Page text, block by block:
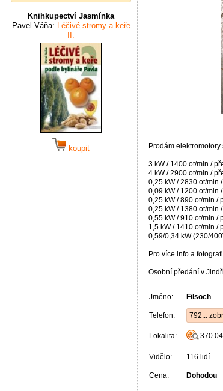
Knihkupectví Jasmínka
Pavel Váňa: Léčivé stromy a keře
II.
koupit Prodám
3 kW / 1400 ot/min /
4 kW / 2900 ot/min /
0,25 kW / 2830 ot/min
0,09 kW / 1200 ot/min
0,25 kW / 890 ot/min /
0,25 kW / 1380 ot/min
0,55 kW / 910 ot/min /
1,5 kW / 1410 ot/min /
0,59/0,34 kW (230/
Pro více info a
Osobní předání v
Jméno: Filsoch
Telefon: 792...
Lokalita: 370 04
Vidělo: 116 lidí
Cena: Dohodou